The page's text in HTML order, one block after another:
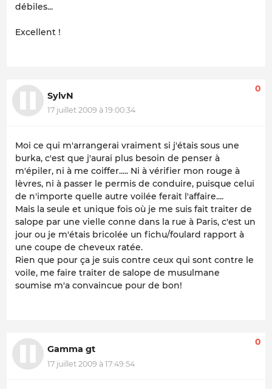
débiles...
Excellent !
SylvN
17 juillet 2009 à 19:00:34
0
Moi ce qui m'arrangerai vraiment si j'étais sous une
burka, c'est que j'aurai plus besoin de penser à
m'épiler, ni à me coiffer..... Ni à vérifier mon rouge à
lèvres, ni à passer le permis de conduire, puisque celui
de n'importe quelle autre voilée ferait l'affaire....
Mais la seule et unique fois où je me suis fait traiter de
salope par une vielle conne dans la rue à Paris, c'est un
jour ou je m'étais bricolée un fichu/foulard rapport à
une coupe de cheveux ratée.
Rien que pour ça je suis contre ceux qui sont contre le
voile, me faire traiter de salope de musulmane
soumise m'a convaincue pour de bon!
Gamma gt
17 juillet 2009 à 17:49:54
0